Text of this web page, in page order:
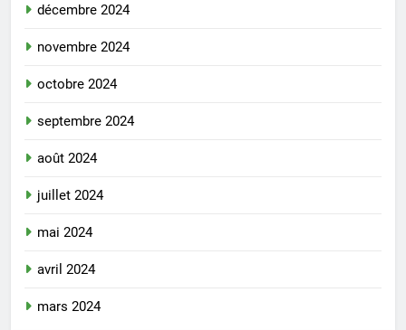
décembre 2024
novembre 2024
octobre 2024
septembre 2024
août 2024
juillet 2024
mai 2024
avril 2024
mars 2024